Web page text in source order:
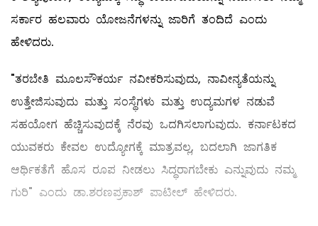
ಸರ್ಕಾರ ಹಲವಾರು ಯೋಜನೆಗಳನ್ನು ಜಾರಿಗೆ ತಂದಿದೆ ಎಂದು
ಹೇಳಿದರು.
"ತರಬೇತಿ ಮೂಲಸೌಕರ್ಯ ನವೀಕರಿಸುವುದು, ನಾವೀನ್ಯತೆಯನ್ನು
ಉತ್ತೇಜಿಸುವುದು ಮತ್ತು ಸಂಸ್ಥೆಗಳು ಮತ್ತು ಉದ್ಯಮಗಳ ನಡುವೆ
ಸಹಯೋಗ ಹೆಚ್ಚಿಸುವುದಕ್ಕೆ ನೆರವು ಒದಗಿಸಲಾಗುವುದು. ಕರ್ನಾಟಕದ
ಯುವಕರು ಕೇವಲ ಉದ್ಯೋಗಕ್ಕೆ ಮಾತ್ರವಲ್ಲ, ಬದಲಾಗಿ ಜಾಗತಿಕ
ಆರ್ಥಿಕತೆಗೆ ಹೊಸ ರೂಪ ನೀಡಲು ಸಿದ್ಧರಾಗಬೇಕು ಎನ್ನುವುದು ನಮ್ಮ
ಗುರಿ" ಎಂದು ಡಾ.ಶರಣಪ್ರಕಾಶ್‌ ಪಾಟೀಲ್ ಹೇಳಿದರು.